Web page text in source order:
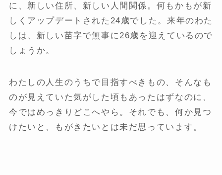
に、新しい住所、新しい人間関係。何もかもが新
しくアップデートされた24歳でした。来年のわた
しは、新しい苗字で無事に26歳を迎えているので
しょうか。
わたしの人生のうちで目指すべきもの、そんなも
のが見えていた気がした頃もあったはずなのに、
今ではめっきりどこへやら。それでも、何か見つ
けたいと、もがきたいとは未だ思っています。